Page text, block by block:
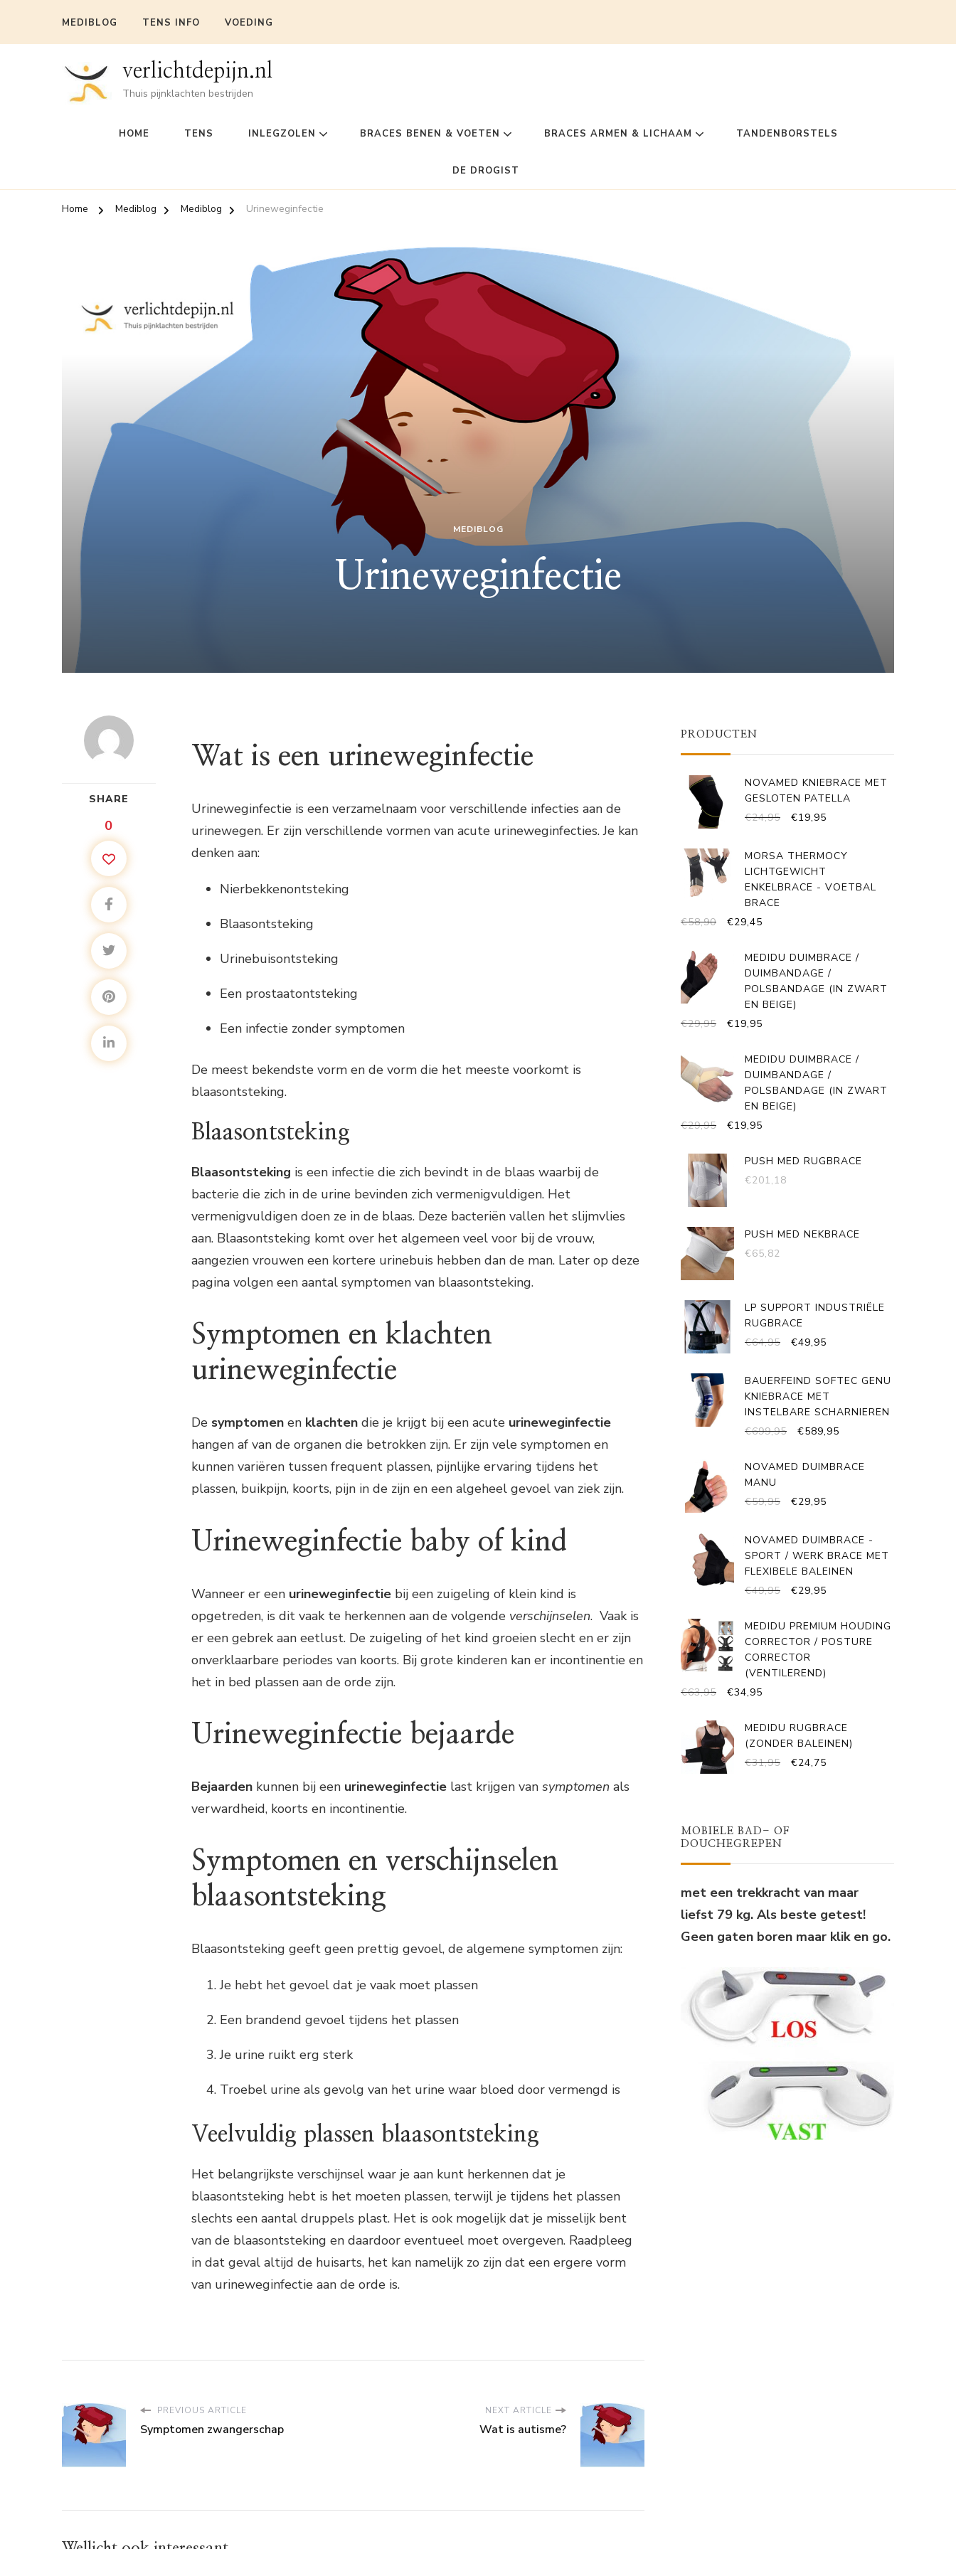
MEDIBLOG TENS INFO VOEDING
verlichtdepijn.nl
Thuis pijnklachten bestrijden
HOME TENS INLEGZOLEN BRACES BENEN & VOETEN BRACES ARMEN & LICHAAM TANDENBORSTELS
DE DROGIST
Home Mediblog Mediblog Urineweginfectie
MEDIBLOG
Urineweginfectie
SHARE
0
Wat is een urineweginfectie
Urineweginfectie is een verzamelnaam voor verschillende infecties aan de
urinewegen. Er zijn verschillende vormen van acute urineweginfecties. Je kan
denken aan:
Nierbekkenontsteking
Blaasontsteking
Urinebuisontsteking
Een prostaatontsteking
Een infectie zonder symptomen
De meest bekendste vorm en de vorm die het meeste voorkomt is
blaasontsteking.
Blaasontsteking
Blaasontsteking is een infectie die zich bevindt in de blaas waarbij de
bacterie die zich in de urine bevinden zich vermenigvuldigen. Het
vermenigvuldigen doen ze in de blaas. Deze bacteriën vallen het slijmvlies
aan. Blaasontsteking komt over het algemeen veel voor bij de vrouw,
aangezien vrouwen een kortere urinebuis hebben dan de man. Later op deze
pagina volgen een aantal symptomen van blaasontsteking.
Symptomen en klachten
urineweginfectie
De symptomen en klachten die je krijgt bij een acute urineweginfectie
hangen af van de organen die betrokken zijn. Er zijn vele symptomen en
kunnen variëren tussen frequent plassen, pijnlijke ervaring tijdens het
plassen, buikpijn, koorts, pijn in de zijn en een algeheel gevoel van ziek zijn.
Urineweginfectie baby of kind
Wanneer er een urineweginfectie bij een zuigeling of klein kind is
opgetreden, is dit vaak te herkennen aan de volgende verschijnselen. Vaak is
er een gebrek aan eetlust. De zuigeling of het kind groeien slecht en er zijn
onverklaarbare periodes van koorts. Bij grote kinderen kan er incontinentie en
het in bed plassen aan de orde zijn.
Urineweginfectie bejaarde
Bejaarden kunnen bij een urineweginfectie last krijgen van symptomen als
verwardheid, koorts en incontinentie.
Symptomen en verschijnselen
blaasontsteking
Blaasontsteking geeft geen prettig gevoel, de algemene symptomen zijn:
Je hebt het gevoel dat je vaak moet plassen
Een brandend gevoel tijdens het plassen
Je urine ruikt erg sterk
Troebel urine als gevolg van het urine waar bloed door vermengd is
Veelvuldig plassen blaasontsteking
Het belangrijkste verschijnsel waar je aan kunt herkennen dat je
blaasontsteking hebt is het moeten plassen, terwijl je tijdens het plassen
slechts een aantal druppels plast. Het is ook mogelijk dat je misselijk bent
van de blaasontsteking en daardoor eventueel moet overgeven. Raadpleeg
in dat geval altijd de huisarts, het kan namelijk zo zijn dat een ergere vorm
van urineweginfectie aan de orde is.
PREVIOUS ARTICLE
Symptomen zwangerschap
NEXT ARTICLE
Wat is autisme?
PRODUCTEN
NOVAMED KNIEBRACE MET
GESLOTEN PATELLA
€24,95
OORSPRONKELIJKE
€24,95.
€19,95
€19,95.
MORSA THERMOCY
LICHTGEWICHT
ENKELBRACE - VOETBAL
BRACE
€58,90
OORSPRONKELIJKE
WAS:
€58,90.
€29,45
IS:
€29,45.
MEDIDU DUIMBRACE /
DUIMBANDAGE /
POLSBANDAGE (IN ZWART
EN BEIGE)
€29,95
OORSPRONKELIJKE
WAS:
€29,95.
€19,95
IS:
€19,95.
MEDIDU DUIMBRACE /
DUIMBANDAGE /
POLSBANDAGE (IN ZWART
EN BEIGE)
€29,95
OORSPRONKELIJKE
WAS:
€29,95.
€19,95
IS:
PUSH MED RUGBRACE
€201,18
PUSH MED NEKBRACE
€65,82
LP SUPPORT INDUSTRIËLE
RUGBRACE
€64,95
OORSPRONKELIJKE
€64,95.
€49,95
€49,95.
BAUERFEIND SOFTEC GENU
KNIEBRACE MET
INSTELBARE SCHARNIEREN
€699,95
OORSPRONKELIJKE
WAS:
€589,95
IS:
NOVAMED DUIMBRACE
MANU
€59,95
OORSPRONKELIJKE
€59,95.
€29,95
€29,95.
NOVAMED DUIMBRACE -
SPORT / WERK BRACE MET
FLEXIBELE BALEINEN
€49,95
OORSPRONKELIJKE
WAS:
€49,95.
€29,95
IS:
€29,95.
MEDIDU PREMIUM HOUDING
CORRECTOR / POSTURE
CORRECTOR
(VENTILEREND)
€63,95
OORSPRONKELIJKE
WAS:
€63,95.
€34,95
IS:
€34,95.
MEDIDU RUGBRACE
(ZONDER BALEINEN)
€31,95
OORSPRONKELIJKE
€24,75
MOBIELE BAD- OF
DOUCHEGREPEN
met een trekkracht van maar
liefst 79 kg. Als beste getest!
Geen gaten boren maar klik en go.